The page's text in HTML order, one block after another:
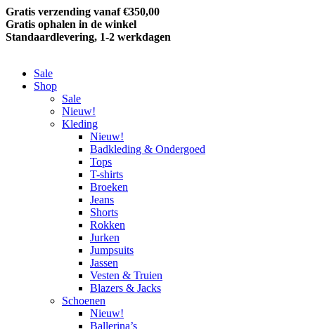
Gratis verzending vanaf €350,00
Gratis ophalen in de winkel
Standaardlevering, 1-2 werkdagen
Sale
Shop
Sale
Nieuw!
Kleding
Nieuw!
Badkleding & Ondergoed
Tops
T-shirts
Broeken
Jeans
Shorts
Rokken
Jurken
Jumpsuits
Jassen
Vesten & Truien
Blazers & Jacks
Schoenen
Nieuw!
Ballerina’s